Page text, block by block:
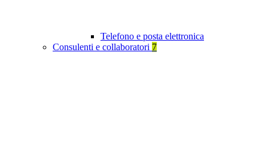
Telefono e posta elettronica
Consulenti e collaboratori 7